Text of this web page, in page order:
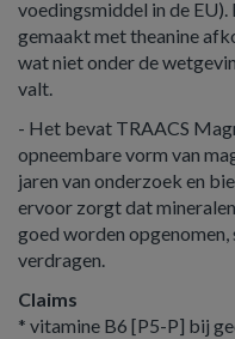
voedingsmiddel in de
gemaakt met theanine
wat niet onder de
valt.
- Het bevat TRAACS
opneembare vorm van
jaren van onderzoek en
ervoor zorgt dat
goed worden
verdragen.
Claims
* vitamine B6 [P5-P] bij